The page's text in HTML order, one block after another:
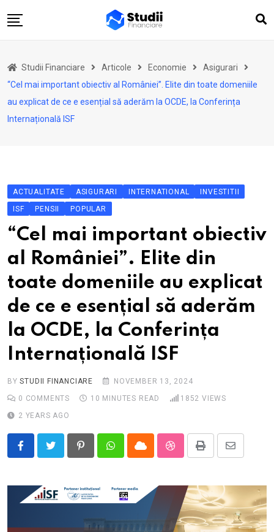
to
Actualitate
Investiții
Asigurări
Multimedia
Autori
Analize ASF
Studii Financiare Articole Economie
Asigurari
“Cel mai important obiectiv al României”. Elite din toate domeniile
au explicat de ce e esențial să aderăm la OCDE, la Conferința
Internațională ISF
ACTUALITATE ASIGURARI INTERNATIONAL
INVESTITII
ISF
PENSII POPULAR
“Cel mai important obiectiv
al României”. Elite din
toate domeniile au explicat
de ce e esențial să aderăm
la OCDE, la Conferința
Internațională ISF
BYSTUDII FINANCIARE
NOVEMBER 13, 2024
0 COMMENTS 10 MINUTES READ 1852 VIEWS
2 YEARS AGO
PinterestWhatsappCloud StumbleUpon
Print
Share
Email